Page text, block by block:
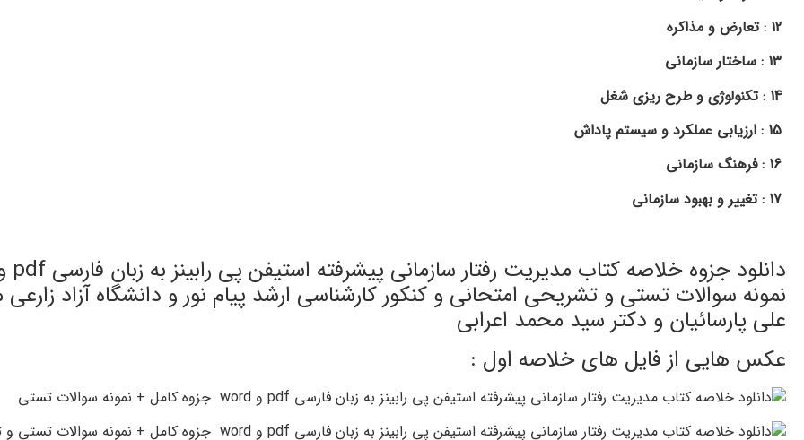
14 : تكنولوژی و طرح ريزی شغل
نمونه سوالات تستی و تشریحی امتحانی و کنکور کارشناسی ارشد پیام نور و دانشگاه آزاد زارعی
علی پارسائيان و دكتر سيد محمد اعرابی
عکس هایی از فایل های خلاصه اول :